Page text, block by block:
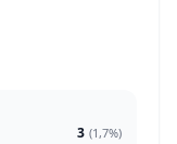
3 (1,7%)